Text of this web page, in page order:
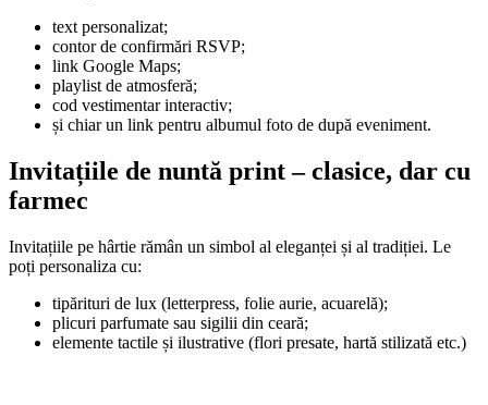
text personalizat;
contor de confirmări RSVP;
link Google Maps;
playlist de atmosferă;
cod vestimentar interactiv;
și chiar un link pentru albumul foto de după eveniment.
Invitațiile de nuntă print – clasice, dar cu
farmec
Invitațiile pe hârtie rămân un simbol al eleganței și al tradiției. Le
poți personaliza cu:
tipărituri de lux (letterpress, folie aurie, acuarelă);
plicuri parfumate sau sigilii din ceară;
elemente tactile și ilustrative (flori presate, hartă stilizată etc.)